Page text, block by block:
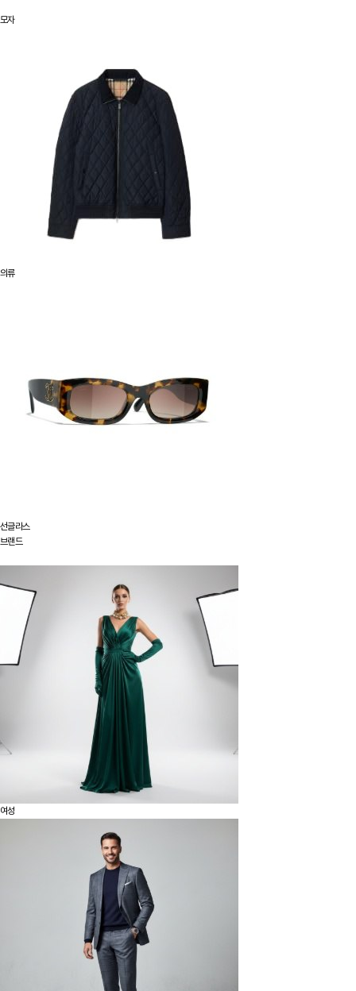
모자
의류
선글라스
브랜드
여성